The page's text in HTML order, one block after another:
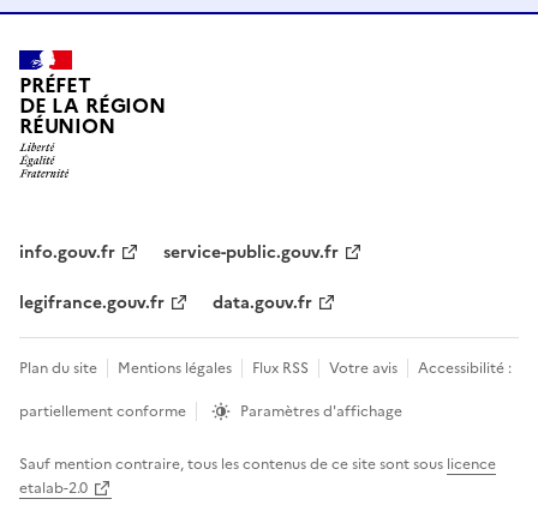
PRÉFET
DE LA RÉGION
RÉUNION
info.gouv.fr
service-public.gouv.fr
legifrance.gouv.fr
data.gouv.fr
Plan du site Mentions légales Flux RSS Votre avis
Accessibilité :
partiellement conforme
Paramètres d'affichage
Sauf mention contraire, tous les contenus de ce site sont sous licence
etalab-2.0